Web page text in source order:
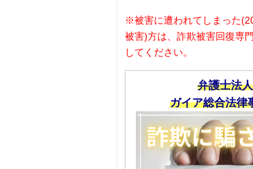
※被害に遭われてしまった
被害)方は、詐欺被害回復専
してください。
弁護士法人
ガイア総合法律